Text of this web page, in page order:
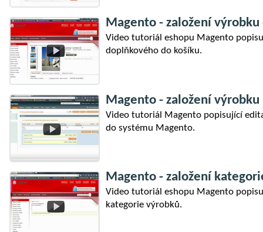
Magento - založení výrobku
Video tutoriál eshopu Magento
doplňkového do košíku.
Magento - založení výrobku
Video tutoriál Magento popisující
do systému Magento.
Magento - založení
Video tutoriál eshopu Magento
kategorie výrobků.